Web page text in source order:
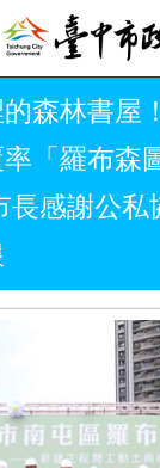
森林書屋
「羅布森
長感謝公私